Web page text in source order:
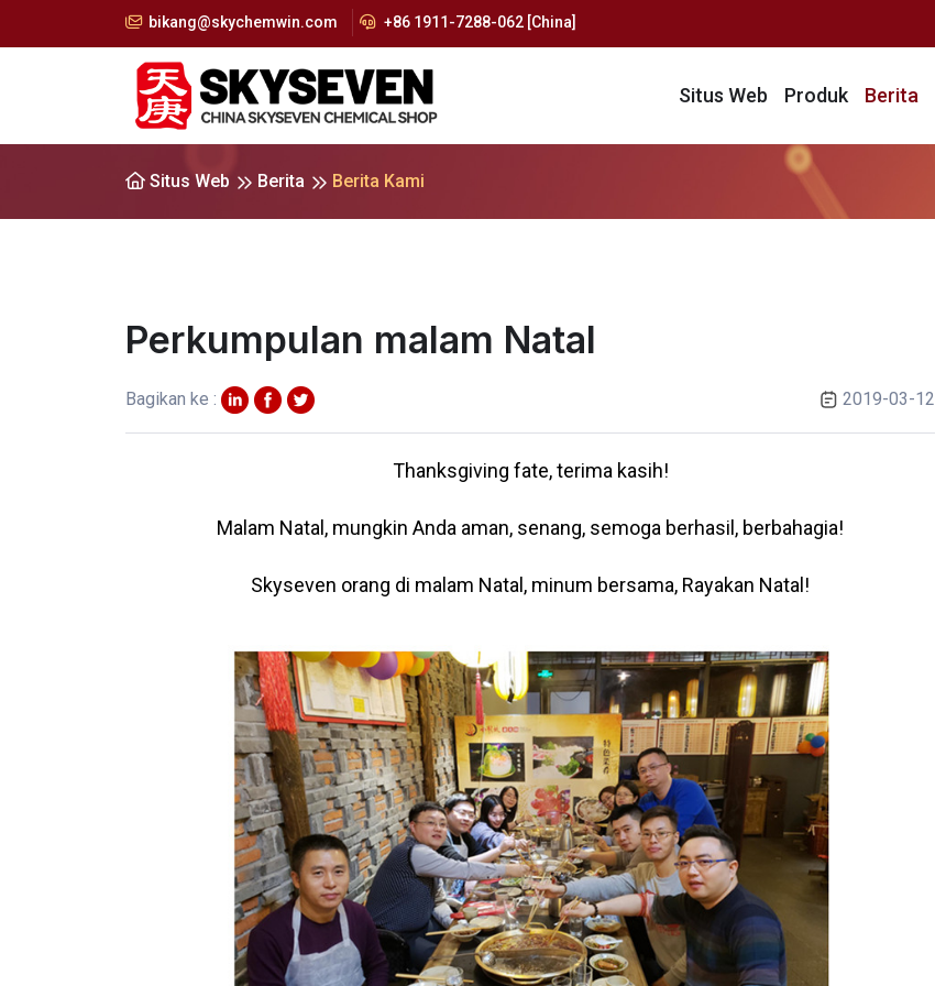
bikang@skychemwin.com +86 1911-7288-062 [China]
Situs Web Produk Berita
Situs Web Berita Berita Kami
Perkumpulan malam Natal
Bagikan ke : 2019-03-12
Thanksgiving fate, terima kasih!
Malam Natal, mungkin Anda aman, senang, semoga berhasil, berbahagia!
Skyseven orang di malam Natal, minum bersama, Rayakan Natal!